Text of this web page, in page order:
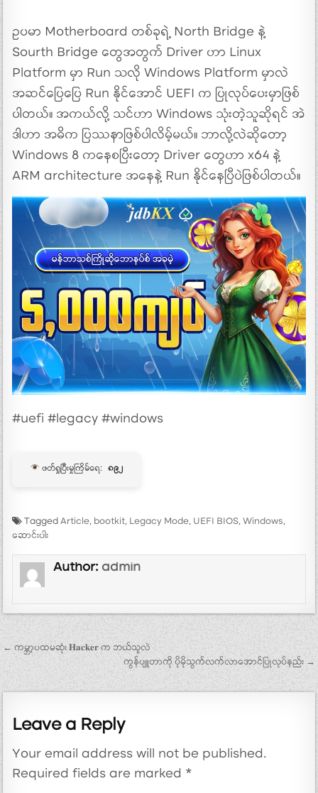
ဥပမာ Motherboard တစ်ခုရဲ့ North Bridge နဲ့
Sourth Bridge တွေအတွက် Driver ဟာ Linux
Platform မှာ Run သလို Windows Platform မှာလဲ
အဆင်ပြေပြေ Run နိုင်အောင် UEFI က ပြုလုပ်ပေးမှာဖြစ်
ပါတယ်။ အကယ်လို့ သင်ဟာ Windows သုံးတဲ့သူဆိုရင် အဲ
ဒါဟာ အဓိက ပြဿနာဖြစ်ပါလိမ့်မယ်။ ဘာလို့လဲဆိုတော့
Windows 8 ကနေစပြီးတော့ Driver တွေဟာ x64 နဲ့
ARM architecture အနေနဲ့ Run နိုင်နေပြီပဲဖြစ်ပါတယ်။
#uefi #legacy #windows
ဖတ်ရှုပြီးမှုကြိမ်ရေ: ၈၉၂
TaggedArticle, bootkit, Legacy Mode, UEFI BIOS,Windows,
ဆောင်းပါး
Author:admin
Post navigation
← ကမ္ဘာ့ပထမဆုံး 𝐇𝐚𝐜𝐤𝐞𝐫 က ဘယ်သူလဲ
ကွန်ပျူတာကို ပိုမိုသွက်လက်လာအောင်ပြုလုပ်နည်း →
Leave a Reply
Your email address will not be published.
Required fields are marked *